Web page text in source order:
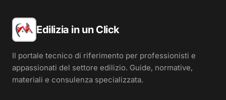
Edilizia in un Click
Il portale tecnico di riferimento per professionisti e
appassionati del settore edilizio. Guide, normative,
materiali e consulenza specializzata.